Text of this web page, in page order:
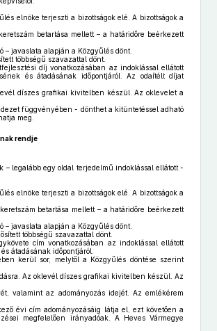
elnöke terjeszti a bizottságok elé. A bizottságok a
betartása mellett – a határidőre beérkezett
– javaslata alapján a Közgyűlés dönt.
többségű szavazattal dönt.
díj vonatkozásában az indoklással ellátott
és átadásának időpontjáról. Az odaítélt díjat
díszes grafikai kivitelben készül. Az oklevelet a
függvényében - dönthet a kitüntetéssel adható
meg.
rendje
– legalább egy oldal terjedelmű indoklással ellátott -
elnöke terjeszti a bizottságok elé. A bizottságok a
betartása mellett – a határidőre beérkezett
– javaslata alapján a Közgyűlés dönt.
többségű szavazattal dönt.
cím vonatkozásában az indoklással ellátott
átadásának időpontjáról.
kerül sor, melytől a Közgyűlés döntése szerint
Az oklevél díszes grafikai kivitelben készül. Az
valamint az adományozás idejét. Az emlékérem
évi cím adományozásáig látja el, ezt követően a
megfelelően irányadóak. A Heves Vármegye